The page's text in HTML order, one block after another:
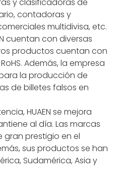
contadoras y
multidivisa, etc.
cuentan con diversas
productos cuentan con
Además, la empresa
la producción de
de billetes falsos en
HUAEN se mejora
al día. Las marcas
gran prestigio en el
sus productos se han
Sudamérica, Asia y